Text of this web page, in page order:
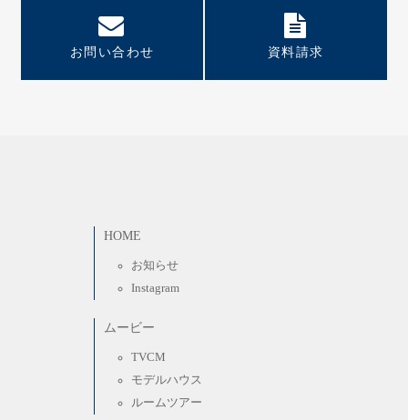
お問い合わせ 資料請求
HOME
お知らせ
Instagram
ムービー
TVCM
モデルハウス
ルームツアー